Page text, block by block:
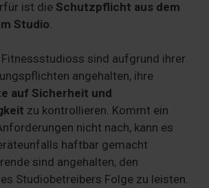
ist die Schutzpflicht aus dem
Studio
sind aufgrund ihrer
angehalten, ihre
auf Sicherheit und
zu kontrollieren. Kommt ein
nicht nach, kann es
haftbar gemacht
sind angehalten, den
Studiobetreibers Folge zu leisten.